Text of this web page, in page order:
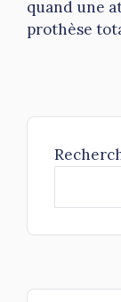
quand une
prothèse